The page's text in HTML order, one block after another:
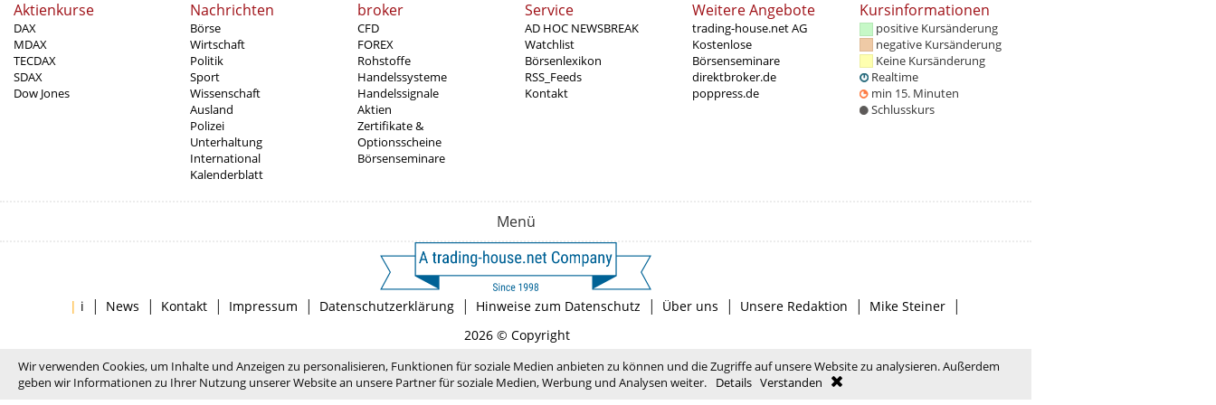
Aktienkurse
DAX
MDAX
TECDAX
SDAX
Dow Jones
Nachrichten
Börse
Wirtschaft
Politik
Sport
Wissenschaft
Ausland
Polizei
Unterhaltung
International
Kalenderblatt
broker
CFD
FOREX
Rohstoffe
Handelssysteme
Handelssignale
Aktien
Zertifikate &
Optionsscheine
Börsenseminare
Service
AD HOC NEWSBREAK
Watchlist
Börsenlexikon
RSS_Feeds
Kontakt
Weitere Angebote
trading-house.net AG
Kostenlose
Börsenseminare
direktbroker.de
poppress.de
Kursinformationen
positive Kursänderung
negative Kursänderung
Keine Kursänderung
Realtime
min 15. Minuten
Schlusskurs
Menü
| i | News | Kontakt | Impressum | Datenschutzerklärung | Hinweise zum Datenschutz | Über uns | Unsere Redaktion | Mike Steiner |
2026 © Copyright
Wir verwenden Cookies, um Inhalte und Anzeigen zu personalisieren, Funktionen für soziale Medien anbieten zu können und die Zugriffe auf unsere Website zu analysieren. Außerdem
geben wir Informationen zu Ihrer Nutzung unserer Website an unsere Partner für soziale Medien, Werbung und Analysen weiter.
Details Verstanden